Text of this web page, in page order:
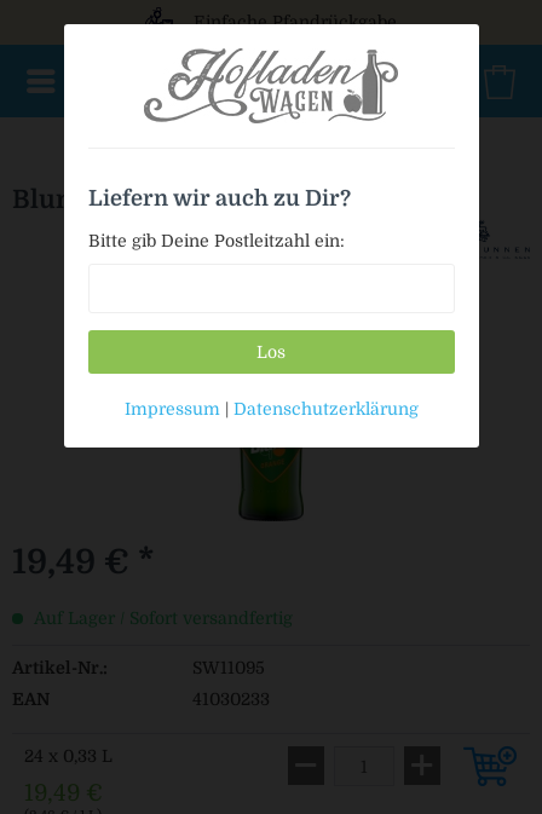
Einfache Pfandrückgabe
Bluna Orange
19,49 € *
Auf Lager / Sofort versandfertig
Artikel-Nr.:
SW11095
EAN
41030233
24 x 0,33 L
19,49 €
Liefern wir auch zu Dir?
Bitte gib Deine Postleitzahl ein:
Los
Impressum | Datenschutzerklärung